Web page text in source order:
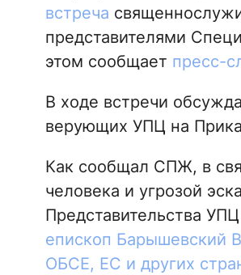
встреча
представителями
этом сообщает пресс-
В ходе встречи
верующих УПЦ на
Как сообщал СПЖ, в
человека и угрозой
Представительства
епископ Барышевский
ОБСЕ, ЕС и других